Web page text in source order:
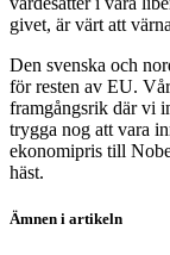
givet, är värt att
Den svenska och
för resten av EU.
framgångsrik där vi
trygga nog att vara
ekonomipris till
häst.
Ämnen i artikeln